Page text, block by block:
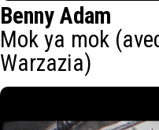
Benny Adam
Mok ya mok
Warzazia)